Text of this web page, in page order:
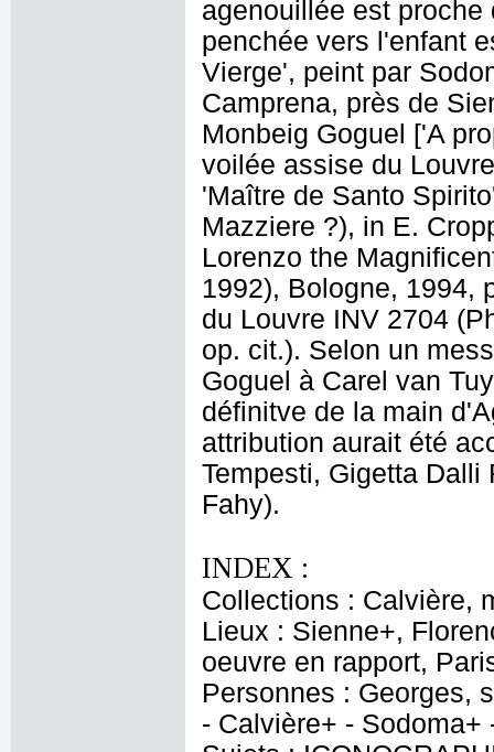
agenouillée est
penchée vers l'enfant
Vierge', peint par
Camprena, près de
Monbeig Goguel ['A
voilée assise du
'Maître de Santo
Mazziere ?), in E.
Lorenzo the
1992), Bologne, 1994,
du Louvre INV 2704
op. cit.). Selon un
Goguel à Carel van
définitve de la main
attribution aurait été
Tempesti, Gigetta
Fahy).
INDEX :
Collections : Calvière,
Lieux : Sienne+,
oeuvre en rapport,
Personnes : Georges,
- Calvière+ -